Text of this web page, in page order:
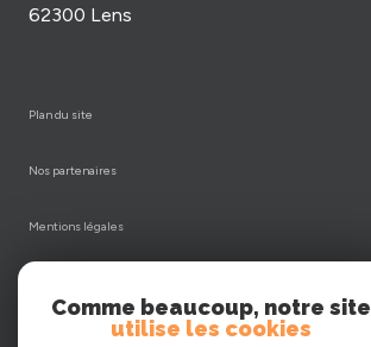
62300 Lens
plan du site
nos partenaires
mentions légales
Comme beaucoup, notre site
utilise les cookies